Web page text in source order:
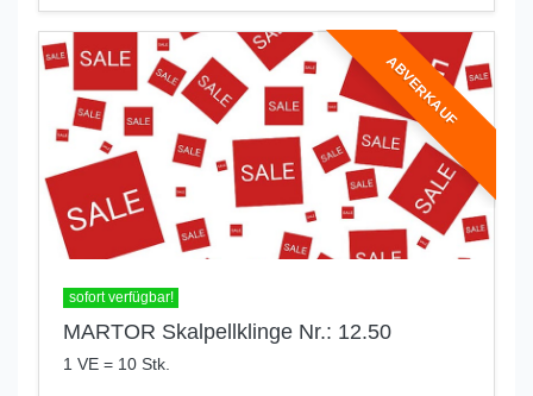
ABVERKAUF
sofort verfügbar!
MARTOR Skalpellklinge Nr.: 12.50
1 VE = 10 Stk.